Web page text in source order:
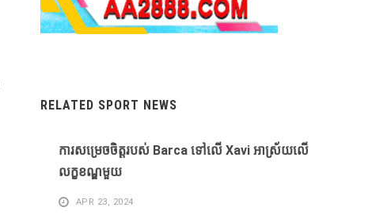
RELATED SPORT NEWS
ការសម្រេចចិត្តរបស់ Barca ទៅលើ Xavi អាស្រ័យលើ
លក្ខខណ្ឌមួយ
APR 23, 2024